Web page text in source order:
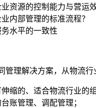
资源的控制能力与营运效
内部管理的标准流程？
水平的一致性
管理解决方案，从物流
缩的、适合物流行业的
账管理、调配管理；